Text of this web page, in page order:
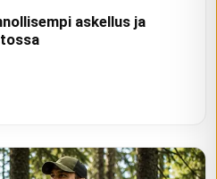
askellus ja